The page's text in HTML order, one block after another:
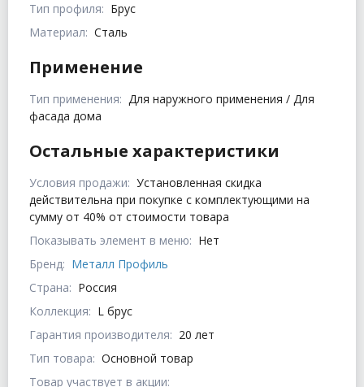
Тип профиля: Брус
Материал: Сталь
Применение
Тип применения: Для наружного применения / Для
фасада дома
Остальные характеристики
Условия продажи: Установленная скидка
действительна при покупке с комплектующими на
сумму от 40% от стоимости товара
Показывать элемент в меню: Нет
Бренд: Металл Профиль
Страна: Россия
Коллекция: L брус
Гарантия производителя: 20 лет
Тип товара: Основной товар
Товар участвует в акции: